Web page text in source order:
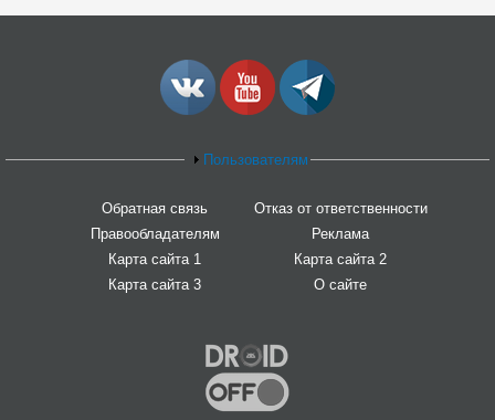
Пользователям
Обратная связь
Отказ от ответственности
Правообладателям
Реклама
Карта сайта 1
Карта сайта 2
Карта сайта 3
О сайте